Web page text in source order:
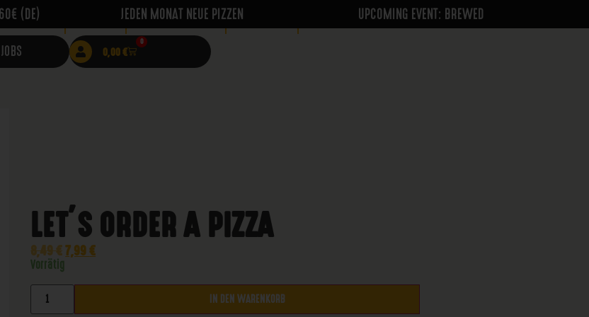
(DE) JEDEN MONAT NEUE PIZZEN UPCOMING EVENT: BREWED
JOBS 0,00€
0
BUNDLES MERCHANDISE GIFTCARDS
LET’S ORDER A PIZZA
8,49€7,99€
Vorrätig
IN DEN WARENKORB